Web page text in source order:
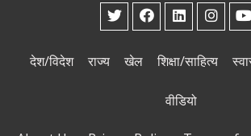
देश/विदेश राज्य खेल शिक्षा/साहित्य
वीडियो